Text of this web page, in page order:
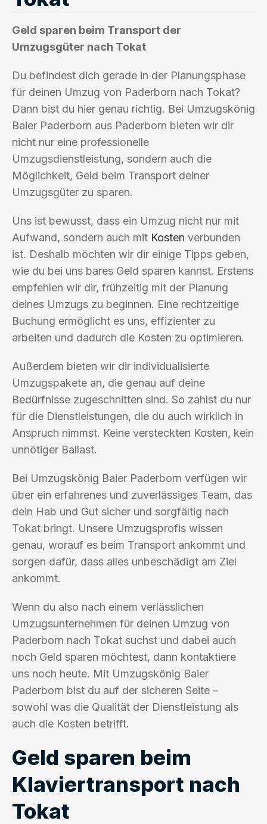
Geld sparen beim Transport der
Umzugsgüter nach Tokat
Du befindest dich gerade in der Planungsphase
für deinen Umzug von Paderborn nach Tokat?
Dann bist du hier genau richtig. Bei Umzugskönig
Baier Paderborn aus Paderborn bieten wir dir
nicht nur eine professionelle
Umzugsdienstleistung, sondern auch die
Möglichkeit, Geld beim Transport deiner
Umzugsgüter zu sparen.
Uns ist bewusst, dass ein Umzug nicht nur mit
Aufwand, sondern auch mit Kosten verbunden
ist. Deshalb möchten wir dir einige Tipps geben,
wie du bei uns bares Geld sparen kannst. Erstens
empfehlen wir dir, frühzeitig mit der Planung
deines Umzugs zu beginnen. Eine rechtzeitige
Buchung ermöglicht es uns, effizienter zu
arbeiten und dadurch die Kosten zu optimieren.
Außerdem bieten wir dir individualisierte
Umzugspakete an, die genau auf deine
Bedürfnisse zugeschnitten sind. So zahlst du nur
für die Dienstleistungen, die du auch wirklich in
Anspruch nimmst. Keine versteckten Kosten, kein
unnötiger Ballast.
Bei Umzugskönig Baier Paderborn verfügen wir
über ein erfahrenes und zuverlässiges Team, das
dein Hab und Gut sicher und sorgfältig nach
Tokat bringt. Unsere Umzugsprofis wissen
genau, worauf es beim Transport ankommt und
sorgen dafür, dass alles unbeschädigt am Ziel
ankommt.
Wenn du also nach einem verlässlichen
Umzugsunternehmen für deinen Umzug von
Paderborn nach Tokat suchst und dabei auch
noch Geld sparen möchtest, dann kontaktiere
uns noch heute. Mit Umzugskönig Baier
Paderborn bist du auf der sicheren Seite –
sowohl was die Qualität der Dienstleistung als
auch die Kosten betrifft.
Geld sparen beim
Klaviertransport nach
Tokat